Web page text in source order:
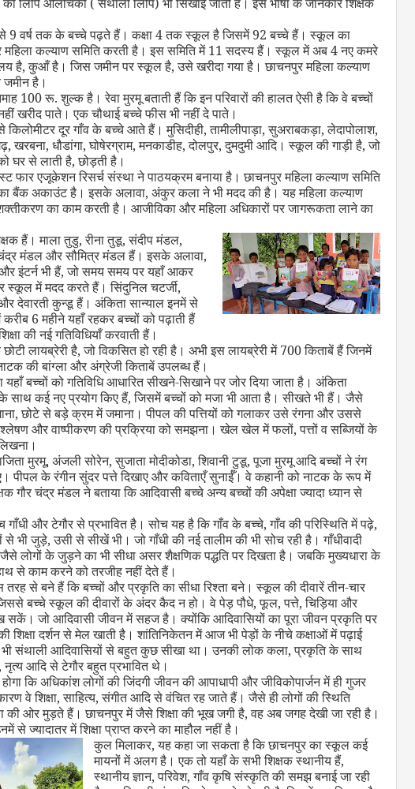
से 9 वर्ष तक के बच्चे पढ़ते हैं। कक्षा 4 तक स्कूल है जिसमें 92 बच्चे हैं। स्कूल का
कल्याण समिति करती है। इस समिति में 11 सदस्य हैं। स्कूल में अब 4 नए कमरे
है,कुआँ है। जिस जमीन पर स्कूल है,उसे खरीदा गया है। छाचनपुर महिला कल्याण
जमीन है।
100 रू. शुल्क है। रेवा मुरमू बताती हैं कि इन परिवारों की हालत ऐसी है कि वे बच्चों
खरीद पाते। एक चौथाई बच्चे फीस भी नहीं दे पाते।
दूर गाँव के बच्चे आते हैं। मुसिदीही,तामीलीपाड़ा,सुअराबकड़ा,लेदापोलाश,
,खरबना, धौडांगा,घोषेरग्राम,मनकाडीह,दोलपुर,दुमदुमी आदि। स्कूल की गाड़ी है,जो
घर से लाती है,छोड़ती है।
फार एजूकेशन रिसर्च संस्था ने पाठयक्रम बनाया है। छाचनपुर महिला कल्याण समिति
बैंक अकाउंट है। इसके अलावा, अंकुर कला ने भी मदद की है। यह महिला कल्याण
का काम करती है। आजीविका और महिला अधिकारों पर जागरूकता लाने का
हैं। माला तुडु,रीना तुडू,संदीप मंडल,
मंडल और सौमित्र मंडल हैं। इसके अलावा,
इंटर्न भी हैं,जो समय समय पर यहाँ आकर
स्कूल में मदद करते हैं। सिंदुनिल चटर्जी,
देवारती कुन्डू हैं। अंकिता सान्याल इनमें से
6 महीने यहाँ रहकर बच्चों को पढ़ाती हैं
की नई गतिविधियाँ करवाती हैं।
लायब्रेरी है,जो विकसित हो रही है। अभी इस लायब्रेरी में 700 किताबें हैं जिनमें
की बांग्ला और अंग्रेजी किताबें उपलब्ध हैं।
यहाँ बच्चों को गतिविधि आधारित सीखने-सिखाने पर जोर दिया जाता है। अंकिता
साथ कई नए प्रयोग किए हैं,जिसमें बच्चों को मजा भी आता है। सीखते भी हैं। जैसे
,छोटे से बड़े क्रम में जमाना। पीपल की पत्तियों को गलाकर उसे रंगना और उससे
और वाष्पीकरण की प्रक्रिया को समझना। खेल खेल में फलों,पत्तों व सब्जियों के
मुरमू, अंजली सोरेन,सुजाता मोदीकोडा,शिवानी टुडू,पूजा मुरमू आदि बच्चों ने रंग
पीपल के रंगीन सुंदर पत्ते दिखाए और कविताएँ सुनाईँ। वे कहानी को नाटक के रूप में
गौर चंद्र मंडल ने बताया कि आदिवासी बच्चे अन्य बच्चों की अपेक्षा ज्यादा ध्यान से
और टेगौर से प्रभावित है। सोच यह है कि गाँव के बच्चे,गाँव की परिस्थिति में पढ़े,
से भी जुड़े,उसी से सीखें भी। जो गाँधी की नई तालीम की भी सोच रही है। गाँधीवादी
लोगों के जुड़ने का भी सीधा असर शैक्षणिक पद्धति पर दिखता है। जबकि मुख्यधारा के
से काम करने को तरजीह नहीं देते हैं।
से बने हैं कि बच्चों और प्रकृति का सीधा रिश्ता बने। स्कूल की दीवारें तीन-चार
बच्चे स्कूल की दीवारों के अंदर कैद न हो। वे पेड़ पौधे,फूल,पत्ते,चिड़िया और
जो आदिवासी जीवन में सहज है। क्योंकि आदिवासियों का पूरा जीवन प्रकृति पर
शिक्षा दर्शन से मेल खाती है। शांतिनिकेतन में आज भी पेड़ों के नीचे कक्षाओं में पढ़ाई
भी संथाली आदिवासियों से बहुत कुछ सीखा था। उनकी लोक कला,प्रकृति के साथ
नृत्य आदि से टेगौर बहुत प्रभावित थे।
कि अधिकांश लोगों की जिंदगी जीवन की आपाधापी और जीविकोपार्जन में ही गुजर
वे शिक्षा,साहित्य,संगीत आदि से वंचित रह जाते हैं। जैसे ही लोगों की स्थिति
की ओर मुड़ते हैं। छाचनपुर में जैसे शिक्षा की भूख जगी है,वह अब जगह देखी जा रही है।
से ज्यादातर में शिक्षा प्राप्त करने का माहौल नहीं है।
कुल मिलाकर,यह कहा जा सकता है कि छाचनपुर का स्कूल कई
मायनों में अलग है। एक तो यहाँ के सभी शिक्षक स्थानीय हैं,
स्थानीय ज्ञान,परिवेश,गाँव कृषि संस्कृति की समझ बनाई जा रही